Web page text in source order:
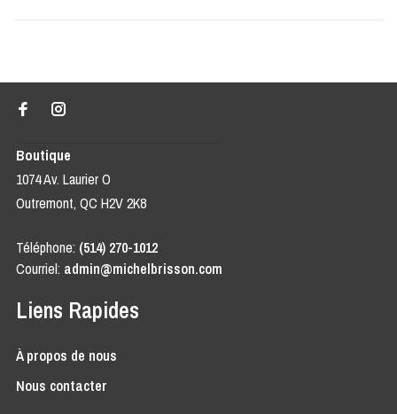
Boutique
1074 Av. Laurier O
Outremont, QC H2V 2K8
Téléphone: (514) 270-1012
Courriel: admin@michelbrisson.com
Liens Rapides
À propos de nous
Nous contacter